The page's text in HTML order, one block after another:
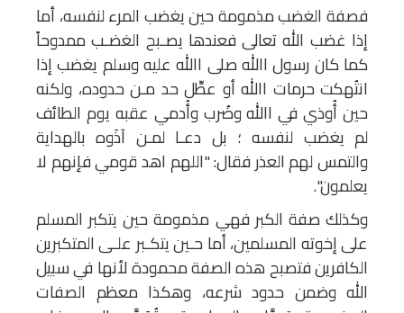
فصفة الغضب مذمومة حين يغضب المرء لنفسه، أما
إذا غضب الله تعالى فعندها يصـبح الغضـب ممدوحاً
كما كان رسول االله صلى االله عليه وسلم يغضب إذا
انتُهكت حرمات االله أو عطِّل حد مـن حدوده، ولكنه
حين أُوذي في االله وضُرب وأُدمي عقبه يوم الطائف
لم يغضب لنفسه ؛ بل دعـا لمـن آذَوه بالهداية
والتمس لهم العذر فقال: "اللهم اهد قومي فإنهم لا
يعلمون".
وكذلك صفة الكبر فهي مذمومة حين يتكبر المسلم
على إخوته المسلمين، أما حـين يتكـبر علـى المتكبرين
الكافرين فتصبح هذه الصفة محمودة لأنها في سبيل
الله وضمن حدود شرعه، وهكذا معظم الصفات